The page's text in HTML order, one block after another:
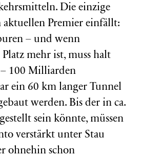
Die einzige
aktuellen Premier einfällt:
– und wenn
mehr ist, muss halt
100 Milliarden
ein 60 km langer Tunnel
werden. Bis der in ca.
sein könnte, müssen
verstärkt unter Stau
ohnehin schon